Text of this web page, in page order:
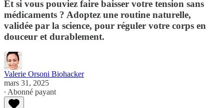
Et si vous pouviez faire baisser votre tension sans
médicaments ? Adoptez une routine naturelle,
validée par la science, pour réguler votre corps en
douceur et durablement.
Valerie Orsoni Biohacker
mars 31, 2025
∙ Abonné payant